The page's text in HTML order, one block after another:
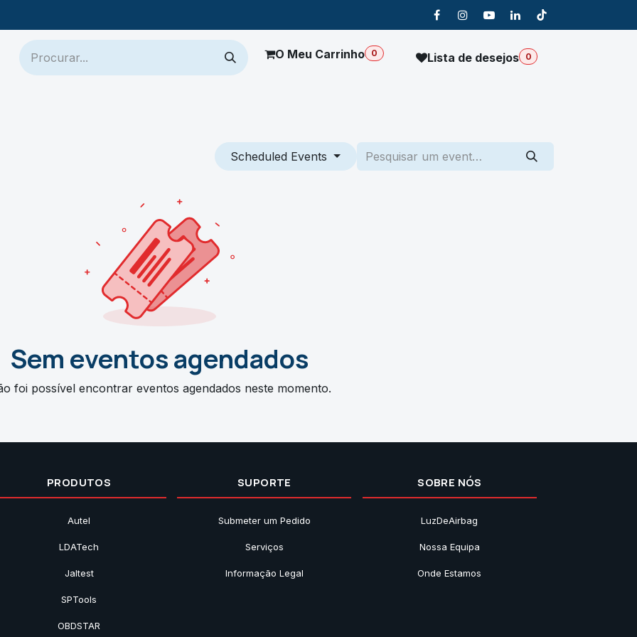
O Meu Carrinho 0 Lista de desejos 0
Scheduled Events
Sem eventos agendados
foi possível encontrar eventos agendados neste momento.
PRODUTOS
Autel
LDATech
Jaltest
SPTools
OBDSTAR
SUPORTE
Submeter um Pedido
Serviços
Informação Legal
SOBRE NÓS
LuzDeAirbag
Nossa Equipa
Onde Estamos